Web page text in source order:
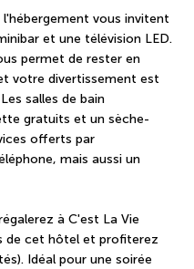
vous invitent
et une télévision LED.
permet de rester en
votre divertissement est
salles de bain
gratuits et un sèche-
offerts par
mais aussi un
à C'est La Vie
de cet hôtel et profiterez
Idéal pour une soirée